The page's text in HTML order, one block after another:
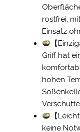
rostfrei,
Einsatz
【
Griff hat
hohen
【
keine